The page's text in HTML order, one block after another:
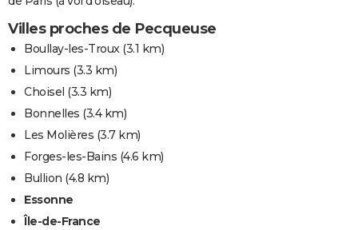
Villes proches de Pecqueuse
Boullay-les-Troux(3.1 km)
Limours (3.3 km)
Choisel (3.3 km)
Bonnelles (3.4 km)
Les Molières (3.7 km)
Forges-les-Bains (4.6 km)
Bullion (4.8 km)
Essonne
Île-de-France